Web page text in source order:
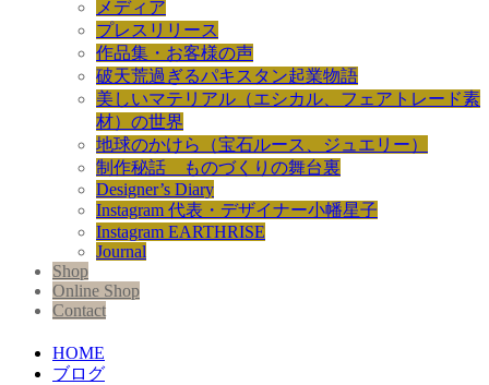
メディア
プレスリリース
作品集・お客様の声
破天荒過ぎるパキスタン起業物語
美しいマテリアル（エシカル、フェアトレード素
材）の世界
地球のかけら（宝石ルース、ジュエリー）
制作秘話 ものづくりの舞台裏
Designer’s Diary
Instagram 代表・デザイナー小幡星子
Instagram EARTHRISE
Journal
Shop
Online Shop
Contact
HOME
ブログ